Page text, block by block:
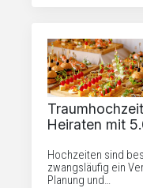
Heiraten mit
Hochzeiten sind
zwangsläufig ein
Planung und…